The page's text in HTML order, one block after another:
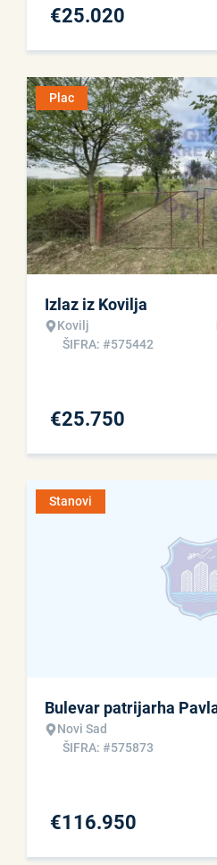
€25.020
Plac
Izlaz iz Kovilja
Kovilj
ŠIFRA: #575442
€25.750
Stanovi
Bulevar patrijarha
Novi Sad
ŠIFRA: #575873
€116.950